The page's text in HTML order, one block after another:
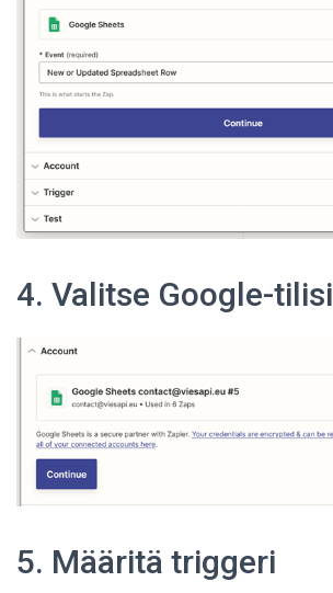
4. Valitse Google-tilisi
5. Määritä triggeri